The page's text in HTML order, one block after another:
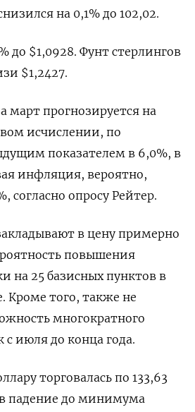
на 0,1% до 102,02​.
до $1,0928​. Фунт стерлингов
$1,2427​.
прогнозируется на
исчислении, по
показателем в 6,0%, в
инфляция, вероятно,
согласно опросу Рейтер.
в цену примерно
повышения
на 25 базисных пунктов в
Кроме того, также не
многократного
с июля до конца года.
торговалась по 133,63
падение до минимума